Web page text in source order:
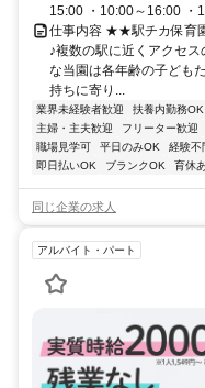
15:00 ・10:00～16:00 ・
仕事内容 ★★駅チカ保育
♪複数の駅に近くアクセ
な当園は各年齢の子ども
持ちに寄り...
業界未経験者歓迎 扶養内勤務OK
主婦・主夫歓迎
フリーター歓迎
職場見学可
平日のみOK 経験不
即日払いOK
ブランクOK 育休
同じ企業の求人
アルバイト・パート